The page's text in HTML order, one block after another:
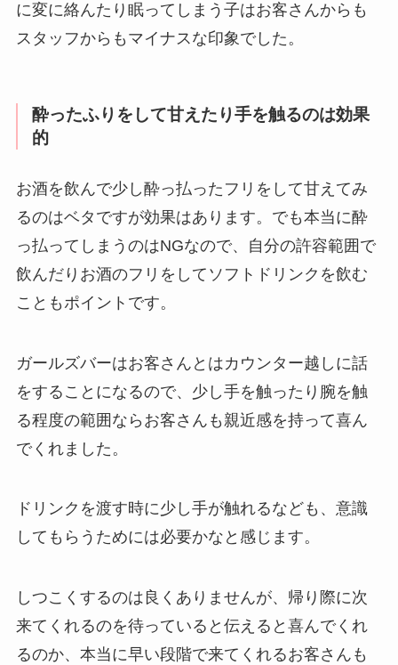
に変に絡んたり眠ってしまう子はお客さんからも
スタッフからもマイナスな印象でした。
酔ったふりをして甘えたり手を触るのは効果
的
お酒を飲んで少し酔っ払ったフリをして甘えてみ
るのはベタですが効果はあります。でも本当に酔
っ払ってしまうのはNGなので、自分の許容範囲で
飲んだりお酒のフリをしてソフトドリンクを飲む
こともポイントです。
ガールズバーはお客さんとはカウンター越しに話
をすることになるので、少し手を触ったり腕を触
る程度の範囲ならお客さんも親近感を持って喜ん
でくれました。
ドリンクを渡す時に少し手が触れるなども、意識
してもらうためには必要かなと感じます。
しつこくするのは良くありませんが、帰り際に次
来てくれるのを待っていると伝えると喜んでくれ
るのか、本当に早い段階で来てくれるお客さんも